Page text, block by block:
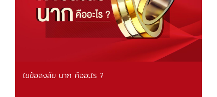
ไขข้อสงสัย นาก คืออะไร ?